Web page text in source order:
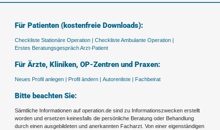
Für Patienten (kostenfreie Downloads):
Checkliste Stationäre Operation | Checkliste Ambulante Operation |
Erstes Beratungsgespräch Arzt-Patient
Für Ärzte, Kliniken, OP-Zentren und Praxen:
Neues Profil anlegen | Profil ändern | Autorenliste | Fachbeirat
Bitte beachten Sie:
Sämtliche Informationen auf operation.de sind zu Informationszwecken erstellt
worden und ersetzen keinesfalls die persönliche Beratung oder Behandlung
durch einen ausgebildeten und anerkannten Facharzt. Von einer eigenständigen